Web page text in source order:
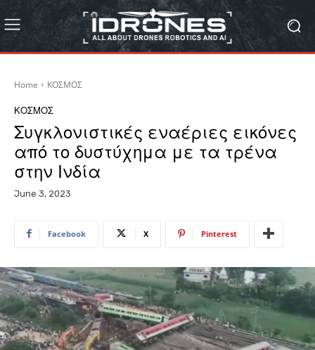
Home ΚΟΣΜΟΣ
ΚΟΣΜΟΣ
Συγκλονιστικές εναέριες εικόνες
από το δυστύχημα με τα τρένα
στην Ινδία
June 3, 2023
Facebook X Pinterest